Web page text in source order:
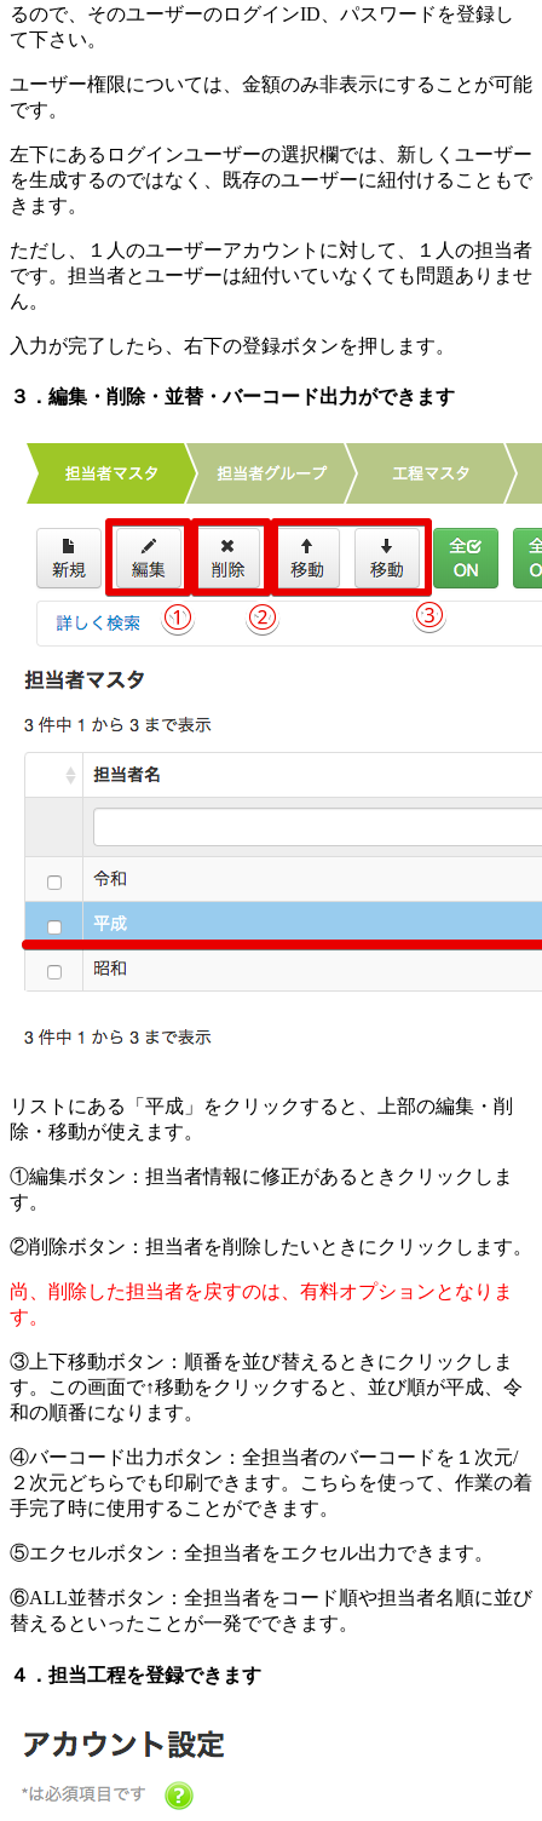
るので、そのユーザーのログインID、パスワードを登録し
て下さい。
ユーザー権限については、金額のみ非表示にすることが可能
です。
左下にあるログインユーザーの選択欄では、新しくユーザー
を生成するのではなく、既存のユーザーに紐付けることもで
きます。
ただし、１人のユーザーアカウントに対して、１人の担当者
です。担当者とユーザーは紐付いていなくても問題ありませ
ん。
入力が完了したら、右下の登録ボタンを押します。
３．編集・削除・並替・バーコード出力ができます
リストにある「平成」をクリックすると、上部の編集・削
除・移動が使えます。
①編集ボタン：担当者情報に修正があるときクリックしま
す。
②削除ボタン：担当者を削除したいときにクリックします。
尚、削除した担当者を戻すのは、有料オプションとなりま
す。
③上下移動ボタン：順番を並び替えるときにクリックしま
す。この画面で↑移動をクリックすると、並び順が平成、令
和の順番になります。
④バーコード出力ボタン：全担当者のバーコードを１次元/
２次元どちらでも印刷できます。こちらを使って、作業の着
手完了時に使用することができます。
⑤エクセルボタン：全担当者をエクセル出力できます。
⑥ALL並替ボタン：全担当者をコード順や担当者名順に並び
替えるといったことが一発でできます。
４．担当工程を登録できます